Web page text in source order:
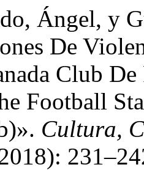
Ángel, y
De
Club
Football
Cultura,